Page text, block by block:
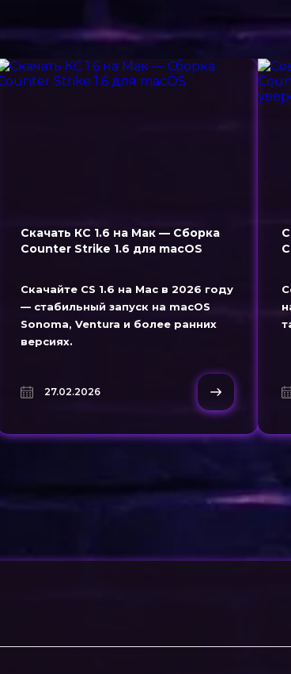
Скачать КС 1.6 на Maк — Сборка
Counter Strike 1.6 для macOS
Скачайте CS 1.6 на Mac в 2026 году
— стабильный запуск на macOS
Sonoma, Ventura и более ранних
версиях.
27.02.2026